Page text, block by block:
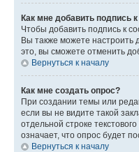
Как мне добавить подпись
Чтобы добавить подпись к
Вы также можете настроить
это, вы сможете отменить
Вернуться к началу
Как мне создать опрос?
При создании темы или
если вы не видите такой
отдельной строке
означает, что опрос будет
Вернуться к началу